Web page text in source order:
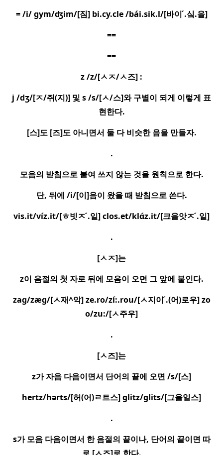
= /i/ gym/ʤim/[짐] bi.cy.cle /bái.sik.l/[바이.싴.을]
==
==
z /z/[ㅅㅈ/ㅅ즈] :
j /dʒ/[ㅈ/쥐(지)] 및s /s/[ㅅ/스]와 구별이 되게 이렇게 표
현한다.
[스]도 [즈]도 아니면서 둘 다 비슷한 음을 만들자.
.
모음의 받침으로 붙여 쓰지 않는 것을 원칙으로 한다.
단, 뒤에 /i/[이]음이 왔을 때 받침으로 쓴다.
vis.it/víz.it/[ㅎ빗ㅈ ́.잍] clos.et/klɑz.it/[크을앗ㅈ ́.잍]
.
[ㅅㅈ]는
z이 음절의 첫 자로 뒤에 모음이 오면 그 앞에 붙인다.
zag/zæg/[ㅅ재^악] ze.ro/zí:.rou/[ㅅ지이.(어)로우] zo
o/zu:/[ㅅ주우]
.
[ㅅ즈]는
z가 자음 다음이면서 단어의 끝에 오면 /s/[스]
hertz/hərts/[허(어)ㄹ트스] glitz/glits/[그을잍스]
.
s가 모음 다음이면서 한 음절의 끝이나, 단어의 끝이면 따